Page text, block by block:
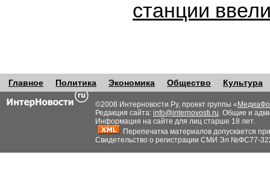
станции
Главное Политика Экономика Общество Культура
©2008 Интерновости.Ру, проект группы «
Редакция сайта: info@internovosti.ru. Общие и
Информация на сайте для лиц старше 18 лет.
Перепечатка материалов допускается
Свидетельство о регистрации СМИ Эл №ФС77-